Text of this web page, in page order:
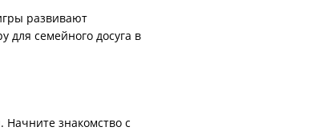
развивают
для семейного досуга в
знакомство с